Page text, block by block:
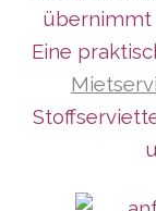
übernimmt
Eine